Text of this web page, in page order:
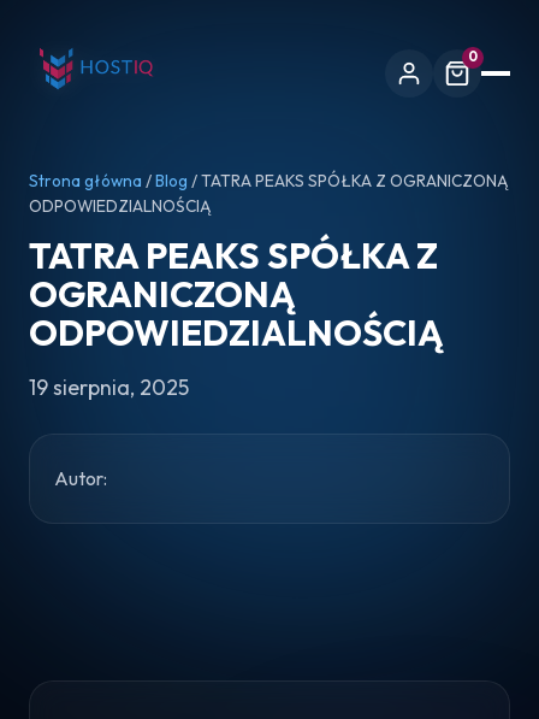
0
Strona główna /Blog / TATRA PEAKS SPÓŁKA Z OGRANICZONĄ
ODPOWIEDZIALNOŚCIĄ
TATRA PEAKS SPÓŁKA Z
OGRANICZONĄ
ODPOWIEDZIALNOŚCIĄ
19 sierpnia, 2025
Autor: